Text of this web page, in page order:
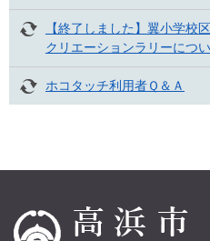
【終了しました】翼小学校
クリエーションラリーにつ
ホコタッチ利用者Ｑ＆Ａ